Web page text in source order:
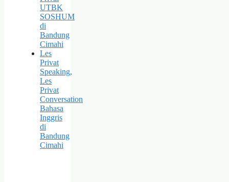
UTBK
SOSHUM
di
Bandung
Cimahi
Les
Privat
Speaking,
Les
Privat
Conversation
Bahasa
Inggris
di
Bandung
Cimahi